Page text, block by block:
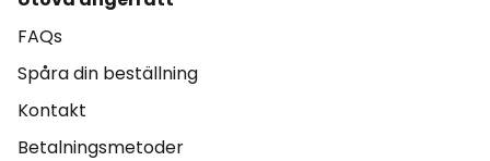
FAQs
Spåra din beställning
Kontakt
Betalningsmetoder